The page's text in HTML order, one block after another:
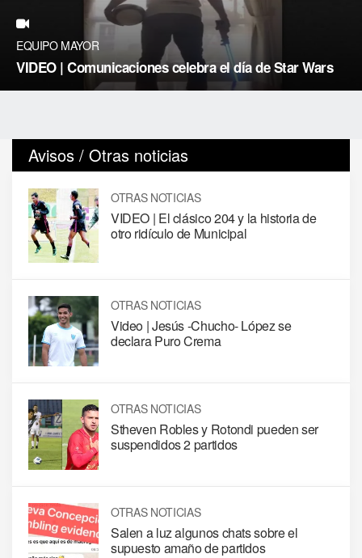
EQUIPO MAYOR
VIDEO | Comunicaciones celebra el día de Star Wars
Avisos / Otras noticias
OTRAS NOTICIAS
VIDEO | El clásico 204 y la historia de
otro ridículo de Municipal
OTRAS NOTICIAS
Video | Jesús -Chucho- López se
declara Puro Crema
OTRAS NOTICIAS
Stheven Robles y Rotondi pueden ser
suspendidos 2 partidos
OTRAS NOTICIAS
Salen a luz algunos chats sobre el
supuesto amaño de partidos